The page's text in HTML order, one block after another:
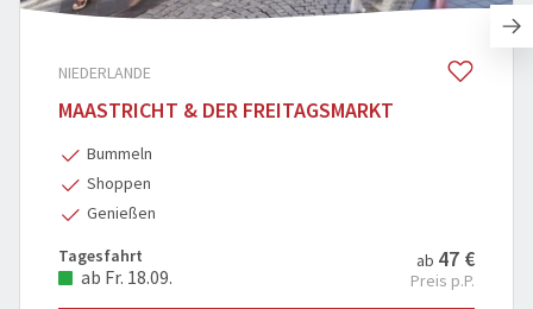
NIEDERLANDE
MAASTRICHT & DER FREITAGSMARKT
Bummeln
Shoppen
Genießen
Tagesfahrt
ab Fr. 18.09.
ab 47 €
Preis p.P.